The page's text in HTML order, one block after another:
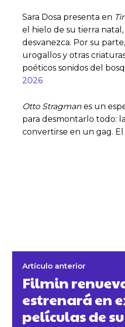
Sara Dosa presenta en
el hielo de su tierra
desvanezca. Por su
urogallos y otras
poéticos sonidos del
2026
Otto Stragman es un
para desmontarlo todo:
convertirse en un gag.
Artículo anterior
Filmin
estrenará en
películas de